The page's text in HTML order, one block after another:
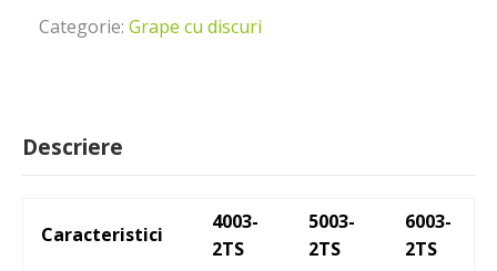
Categorie: Grape cu discuri
Descriere
Caracteristici
4003-
2TS
5003-
2TS
6003-
2TS